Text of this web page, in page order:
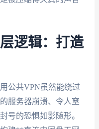
逻辑：打造
公共VPN虽然能绕过
服务器崩溃、令人窒
号的恐惧如影随形。